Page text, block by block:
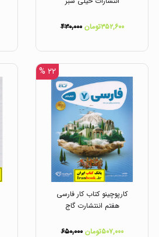
۳۵۲,۶۰۰تومان ۴۳۰,۰۰۰
۲۲ %
کارپوچینو کتاب کار فارسی
هفتم اننتشارت گاج
۵۰۷,۰۰۰تومان ۶۵۰,۰۰۰